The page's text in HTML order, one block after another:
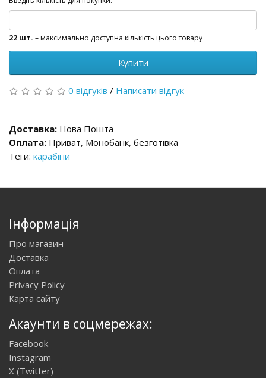
22 шт. – максимально доступна кількість цього товару
Купити
0 відгуків / Написати відгук
Доставка: Нова Пошта
Оплата: Приват, Монобанк, безготівка
Теги: карабіни
Інформація
Про магазин
Доставка
Оплата
Privacy Policy
Карта сайту
Акаунти в соцмережах:
Facebook
Instagram
X (Twitter)